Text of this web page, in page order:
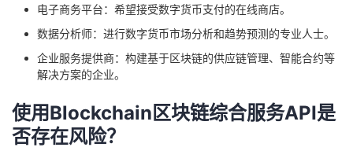
电子商务平台：希望接受数字货币支付的在线商店。
数据分析师：进行数字货币市场分析和趋势预测的专业人士。
企业服务提供商：构建基于区块链的供应链管理、智能合约等
解决方案的企业。
使用Blockchain区块链综合服务API是
否存在风险？